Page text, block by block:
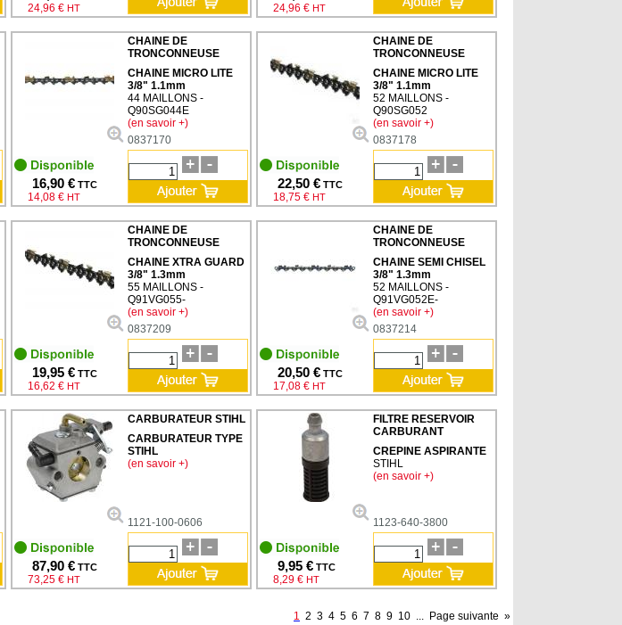
24,96 € HT 24,96 € HT
16,90 € TTC
14,08 € HT
CHAINE DE
TRONCONNEUSE
CHAINE MICRO LITE
3/8" 1.1mm
44 MAILLONS -
Q90SG044E
(en savoir +)
0837170
22,50 € TTC
18,75 € HT
CHAINE DE
TRONCONNEUSE
CHAINE MICRO LITE
3/8" 1.1mm
52 MAILLONS -
Q90SG052
(en savoir +)
0837178
19,95 € TTC
16,62 € HT
CHAINE DE
TRONCONNEUSE
CHAINE XTRA GUARD
3/8" 1.3mm
55 MAILLONS -
Q91VG055-
(en savoir +)
0837209
20,50 € TTC
17,08 € HT
CHAINE DE
TRONCONNEUSE
CHAINE SEMI CHISEL
3/8" 1.3mm
52 MAILLONS -
Q91VG052E-
(en savoir +)
0837214
87,90 € TTC
73,25 € HT
CARBURATEUR STIHL
CARBURATEUR TYPE
STIHL
(en savoir +)
1121-100-0606
9,95 € TTC
8,29 € HT
FILTRE RESERVOIR
CARBURANT
CREPINE ASPIRANTE
STIHL
(en savoir +)
1123-640-3800
1 2 3 4 5 6 7 8 9 10 ... Page suivante »